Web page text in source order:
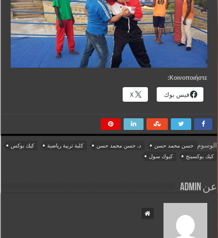
Κοινοποιήστε:
فيس بوك X
الوسوم حسن محمد حسن د. حسن محمد حسن كلية تربية رياضية
كيك بوكس
كيك بوكسينج
كيوك سول
عن admin